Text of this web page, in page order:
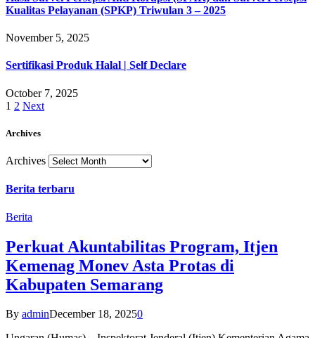
Kualitas Pelayanan (SPKP) Triwulan 3 – 2025
November 5, 2025
Sertifikasi Produk Halal | Self Declare
October 7, 2025
1 2 Next
Archives
Archives
Berita terbaru
Berita
Perkuat Akuntabilitas Program, Itjen
Kemenag Monev Asta Protas di
Kabupaten Semarang
By adminDecember 18, 20250